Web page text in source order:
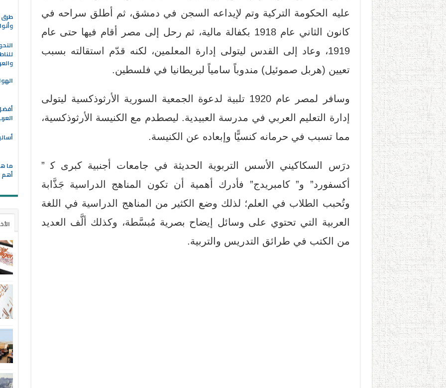
عليه الحكومة التركية وتم لإيداعه السجن في دمشق، ثم أطلق سراحه في
كانون الثاني عام 1918 بكفالة مالية، ثم رحل إلى مصر أقام فيها حتى عام
1919، وعاد إلى القدس ليتولى إدارة المعلمين، لكنه قدّم استقالته بسبب
تعيين (هربل صموئيل) مندوباً سامياً لبريطانيا في فلسطين.
وسافر لمصر عام 1920 تلبية لدعوة الجمعية السورية الأرثوذكسية ليتولى
إدارة التعليم العربي في مدرسة العبيدية. ليصطدم مع الكنيسة الأرثوذكسية،
مما تسبب في حرمانه كنسيًّا وإبعاده عن الكنيسة.
درَس السكاكيني الأسس التربوية الحديثة في جامعات أجنبية كبرى ﻛ ”
أكسفورد” و” كامبريدج” فأدرك أهمية أن تكون المناهج الدراسية جَذَّابة
وتُحبب الطلاب في العلم؛ لذلك وضع الكثير من المناهج الدراسية في اللغة
العربية التي تحتوي على وسائل إيضاح بصرية مُبسَّطة، وكذلك ألَّف العديد
من الكتب في طرائق التدريس والتربية.
طرق
ما
أهم